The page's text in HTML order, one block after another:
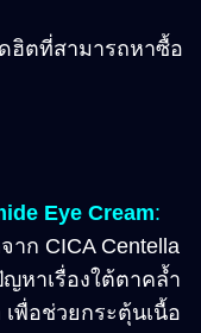
ฮิตที่สามารถหาซื้อ
Eye Cream:
ก CICA Centella
หาเรื่องใต้ตาคล้ำ
พื่อช่วยกระตุ้นเนื้อ